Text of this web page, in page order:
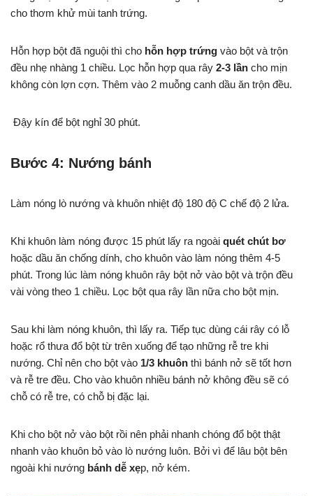
cho thơm khử mùi tanh trứng.
Hỗn hợp bột đã nguội thì cho hỗn hợp trứng vào bột và trộn
đều nhẹ nhàng 1 chiều. Lọc hỗn hợp qua rây 2-3 lần cho mịn
không còn lợn cợn. Thêm vào 2 muỗng canh dầu ăn trộn đều.
Đậy kín để bột nghỉ 30 phút.
Bước 4: Nướng bánh
Làm nóng lò nướng và khuôn nhiệt độ 180 độ C chế độ 2 lửa.
Khi khuôn làm nóng được 15 phút lấy ra ngoài quét chút bơ
hoặc dầu ăn chống dính, cho khuôn vào làm nóng thêm 4-5
phút. Trong lúc làm nóng khuôn rây bột nở vào bột và trộn đều
vài vòng theo 1 chiều. Lọc bột qua rây lần nữa cho bột mịn.
Sau khi làm nóng khuôn, thì lấy ra. Tiếp tục dùng cái rây có lỗ
hoặc rổ thưa đổ bột từ trên xuống để tạo những rễ tre khi
nướng. Chỉ nên cho bột vào 1/3 khuôn thì bánh nở sẽ tốt hơn
và rễ tre đều. Cho vào khuôn nhiều bánh nở không đều sẽ có
chỗ có rễ tre, có chỗ bị đặc lại.
Khi cho bột nở vào bột rồi nên phải nhanh chóng đổ bột thật
nhanh vào khuôn bỏ vào lò nướng luôn. Bởi vì để lâu bột bên
ngoài khi nướng bánh dễ xẹp, nở kém.